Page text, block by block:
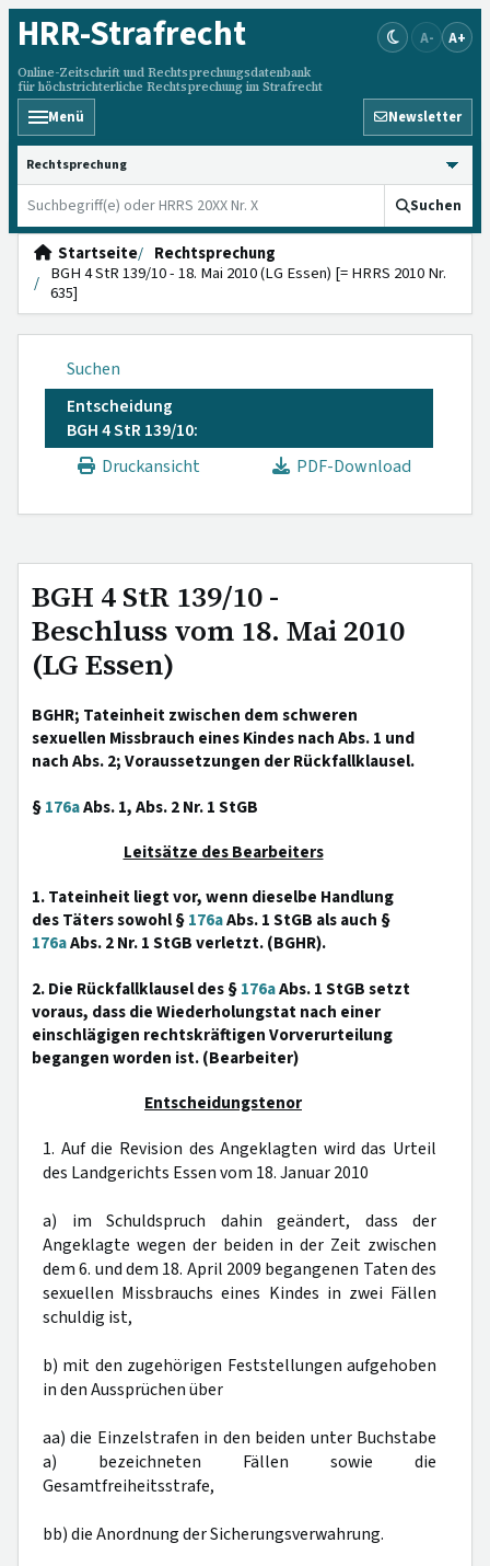
HRR-Strafrecht
Online-Zeitschrift und Rechtsprechungsdatenbank
für höchstrichterliche Rechtsprechung im Strafrecht
A- A+
Menü Newsletter
HRRS durchsuchen
Suchen
Startseite
Rechtsprechung
BGH 4 StR 139/10 - 18. Mai 2010 (LG Essen) [= HRRS 2010 Nr.
635]
Suchen
Entscheidung
BGH 4 StR 139/10:
Druckansicht
PDF-Download
BGH 4 StR 139/10 -
Beschluss vom 18. Mai 2010
(LG Essen)
BGHR; Tateinheit zwischen dem schweren
sexuellen Missbrauch eines Kindes nach Abs. 1 und
nach Abs. 2; Voraussetzungen der Rückfallklausel.
§176aAbs. 1, Abs. 2 Nr. 1 StGB
Leitsätze des Bearbeiters
1. Tateinheit liegt vor, wenn dieselbe Handlung
des Täters sowohl §176aAbs. 1 StGB als auch §
176aAbs. 2 Nr. 1 StGB verletzt. (BGHR).
2. Die Rückfallklausel des §176aAbs. 1 StGB setzt
voraus, dass die Wiederholungstat nach einer
einschlägigen rechtskräftigen Vorverurteilung
begangen worden ist. (Bearbeiter)
Entscheidungstenor
1. Auf die Revision des Angeklagten wird das Urteil
des Landgerichts Essen vom 18. Januar 2010
a) im Schuldspruch dahin geändert, dass der
Angeklagte wegen der beiden in der Zeit zwischen
dem 6. und dem 18. April 2009 begangenen Taten des
sexuellen Missbrauchs eines Kindes in zwei Fällen
schuldig ist,
b) mit den zugehörigen Feststellungen aufgehoben
in den Aussprüchen über
aa) die Einzelstrafen in den beiden unter Buchstabe
a) bezeichneten Fällen sowie die
Gesamtfreiheitsstrafe,
bb) die Anordnung der Sicherungsverwahrung.